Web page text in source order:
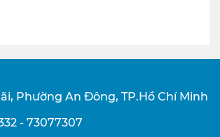
Phường An Đông, TP.Hồ Chí Minh
- 73077307